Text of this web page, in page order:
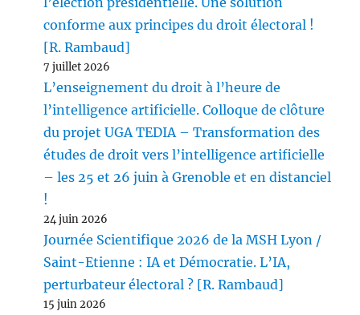
conforme aux principes du droit électoral !
[R. Rambaud]
7 juillet 2026
L’enseignement du droit à l’heure de
l’intelligence artificielle. Colloque de clôture
du projet UGA TEDIA – Transformation des
études de droit vers l’intelligence artificielle
– les 25 et 26 juin à Grenoble et en distanciel
!
24 juin 2026
Journée Scientifique 2026 de la MSH Lyon /
Saint-Etienne : IA et Démocratie. L’IA,
perturbateur électoral ? [R. Rambaud]
15 juin 2026